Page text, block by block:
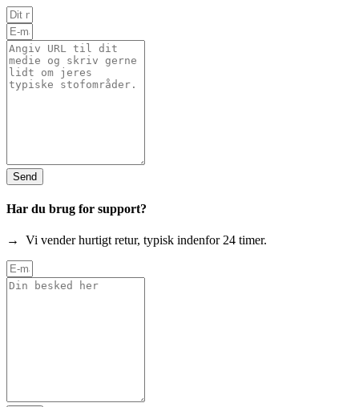
Send
Har du brug for support?
→ Vi vender hurtigt retur, typisk indenfor 24 timer.